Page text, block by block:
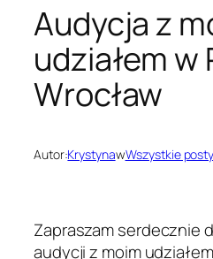
Audycja z
udziałem w
Wrocław
Autor:KrystynawWszystkie posty
Zapraszam serdecznie
audycji z moim